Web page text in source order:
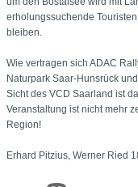
erholungssuchende
bleiben.
Wie vertragen sich ADAC
Naturpark Saar-Hunsrück
Sicht des VCD Saarland ist
Veranstaltung ist nicht mehr
Region!
Erhard Pitzius, Werner Ried